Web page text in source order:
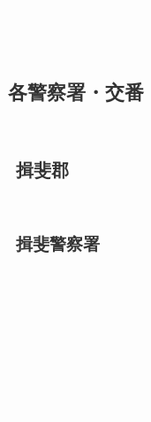
各警察署・交番
揖斐郡
揖斐警察署